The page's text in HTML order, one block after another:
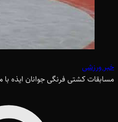
خبر ورزشی
مسابقات کشتی فرنگی جوانان ایذه با